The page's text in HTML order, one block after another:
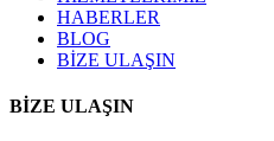
HABERLER
BLOG
BİZE ULAŞIN
BİZE ULAŞIN